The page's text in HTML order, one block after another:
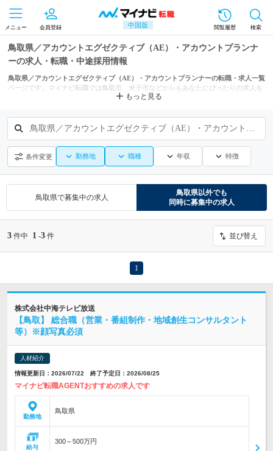
中国版
メニュー 会員登録 閲覧履歴 検索
鳥取県／アカウントエグゼクティブ（AE）・アカウントプランナ
ーの求人・転職・中途採用情報
鳥取県／アカウントエグゼクティブ（AE）・アカウントプランナーの転職・求人一覧
ページです。マイナビ転職では鳥取市、米子市などからもあなたにぴったりの求人を
もっと見る
鳥取県／アカウントエグゼクティブ（AE）・アカウントプランナー
条件変更 勤務地 職種 年収 特徴
鳥取県で募集中の求人
鳥取県以外でも
同時に募集中の求人
3 件中 1 -3 件 並び替え
1
株式会社中海テレビ放送
【鳥取】 総合職（営業・番組制作・地域創生コンサルタント
等）※顔写真必須
人材紹介
情報更新日：2026/07/22 終了予定日：2026/08/25
マイナビ転職AGENTおすすめの求人です
勤務地
鳥取県
給与
300～500万円